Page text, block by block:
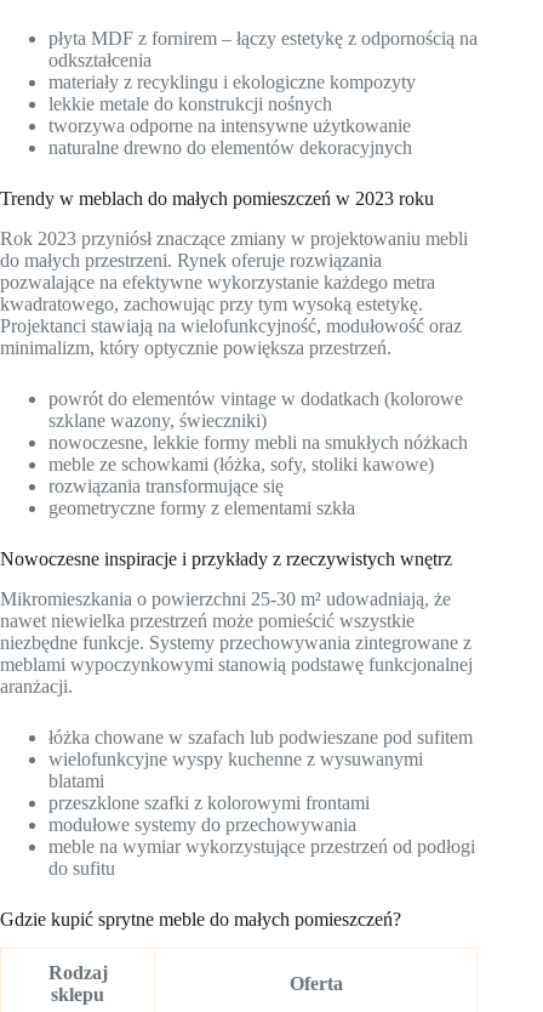
płyta MDF z fornirem – łączy estetykę z odpornością na
odkształcenia
materiały z recyklingu i ekologiczne kompozyty
lekkie metale do konstrukcji nośnych
tworzywa odporne na intensywne użytkowanie
naturalne drewno do elementów dekoracyjnych
Trendy w meblach do małych pomieszczeń w 2023 roku
Rok 2023 przyniósł znaczące zmiany w projektowaniu mebli
do małych przestrzeni. Rynek oferuje rozwiązania
pozwalające na efektywne wykorzystanie każdego metra
kwadratowego, zachowując przy tym wysoką estetykę.
Projektanci stawiają na wielofunkcyjność, modułowość oraz
minimalizm, który optycznie powiększa przestrzeń.
powrót do elementów vintage w dodatkach (kolorowe
szklane wazony, świeczniki)
nowoczesne, lekkie formy mebli na smukłych nóżkach
meble ze schowkami (łóżka, sofy, stoliki kawowe)
rozwiązania transformujące się
geometryczne formy z elementami szkła
Nowoczesne inspiracje i przykłady z rzeczywistych wnętrz
Mikromieszkania o powierzchni 25-30 m² udowadniają, że
nawet niewielka przestrzeń może pomieścić wszystkie
niezbędne funkcje. Systemy przechowywania zintegrowane z
meblami wypoczynkowymi stanowią podstawę funkcjonalnej
aranżacji.
łóżka chowane w szafach lub podwieszane pod sufitem
wielofunkcyjne wyspy kuchenne z wysuwanymi
blatami
przeszklone szafki z kolorowymi frontami
modułowe systemy do przechowywania
meble na wymiar wykorzystujące przestrzeń od podłogi
do sufitu
Gdzie kupić sprytne meble do małych pomieszczeń?
Rodzaj
sklepu
Oferta